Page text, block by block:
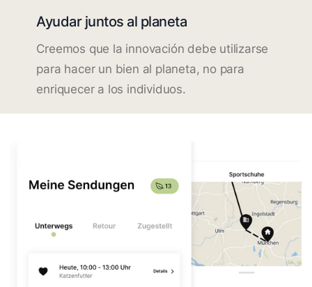
Ayudar juntos al planeta
Creemos que la innovación debe utilizarse
para hacer un bien al planeta, no para
enriquecer a los individuos.